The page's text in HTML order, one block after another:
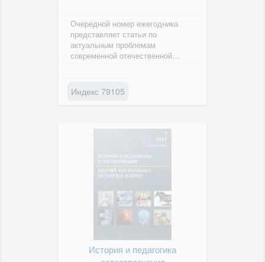
Очередной номер ежегодника
представляет статьи по
актуальным проблемам
современной отечественной
Индекс 79105
История и педагогика